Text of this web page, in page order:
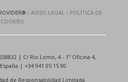
- AVISO LEGAL - POLÍTICA DE
| C/ Rio Lomo, 4 - 1º Oficina 4,
| +34 941 05 15 90
de Responsabilidad Limitada